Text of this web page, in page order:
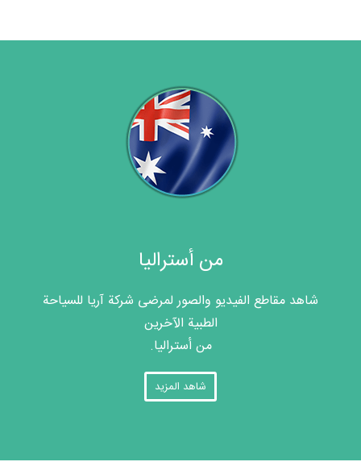
من أستراليا
شاهد مقاطع الفيديو والصور لمرضى شركة آريا للسياحة
الطبية الآخرين
من أستراليا.
شاهد المزيد